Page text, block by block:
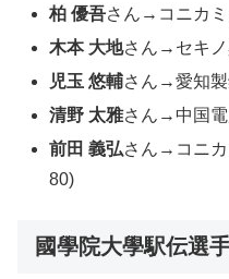
柏 優吾さん→コニカ
木本 大地さん→セキノ
児玉 悠輔さん→愛知
清野 太雅さん→中国電
前田 義弘さん→コニ
80)
國學院大學駅伝選